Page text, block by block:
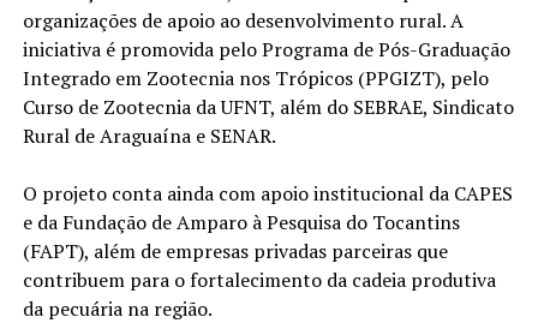
organizações de apoio ao desenvolvimento rural. A
iniciativa é promovida pelo Programa de Pós-Graduação
Integrado em Zootecnia nos Trópicos (PPGIZT), pelo
Curso de Zootecnia da UFNT, além do SEBRAE, Sindicato
Rural de Araguaína e SENAR.
O projeto conta ainda com apoio institucional da CAPES
e da Fundação de Amparo à Pesquisa do Tocantins
(FAPT), além de empresas privadas parceiras que
contribuem para o fortalecimento da cadeia produtiva
da pecuária na região.